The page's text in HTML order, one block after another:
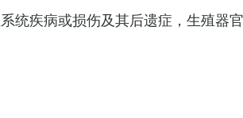
统疾病或损伤及其后遗症，生殖器